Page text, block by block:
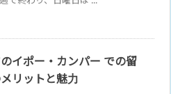
イポー・カンパー での留
リットと魅力